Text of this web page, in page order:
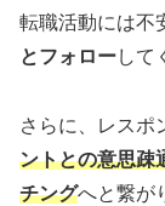
転職活動には不
とフォローして
さらに、レスポ
ントとの意思疎
チングへと繋が